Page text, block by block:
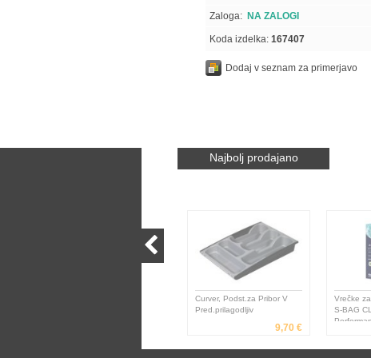
Zaloga: NA ZALOGI
Koda izdelka: 167407
Dodaj v seznam za primerjavo
Najbolj prodajano
Curver, Podst.za Pribor V
Pred.prilagodljiv
9,70 €
Vrečke
S-BAG